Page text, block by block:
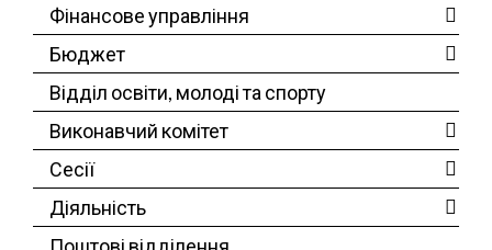
Фінансове управління
Бюджет
Відділ освіти, молоді та спорту
Виконавчий комітет
Сесії
Діяльність